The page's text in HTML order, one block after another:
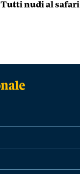
Tutti nudi al safari